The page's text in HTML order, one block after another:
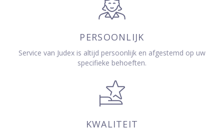
PERSOONLIJK
Service van Judex is altijd persoonlijk en afgestemd op uw
specifieke behoeften.
KWALITEIT